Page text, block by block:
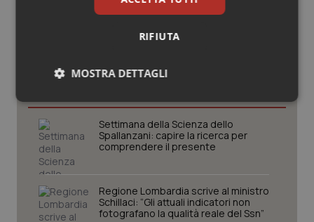
Regioni e Asl
Settimana della Scienza dello
Spallanzani: capire la ricerca per
comprendere il presente
Regione Lombardia scrive al ministro
Schillaci: “Gli attuali indicatori non
fotografano la qualità reale del Ssn”
RIFIUTA
MOSTRA DETTAGLI
Necessari Statistici Marketing
Necessari Statistici Marketing